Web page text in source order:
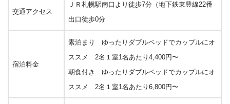
交通アクセス
ＪＲ札幌駅南口より徒歩7分（地下鉄東豊線22番
出口徒歩0分
宿泊料金
素泊まり ゆったりダブルベッドでカップルにオ
ススメ 2名１室1名あたり4,400円〜
朝食付き ゆったりダブルベッドでカップルにオ
ススメ 2名１室1名あたり6,800円〜